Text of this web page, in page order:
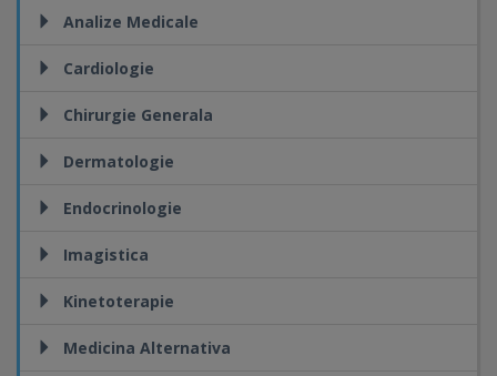
Analize Medicale
Cardiologie
Chirurgie Generala
Dermatologie
Endocrinologie
Imagistica
Kinetoterapie
Medicina Alternativa